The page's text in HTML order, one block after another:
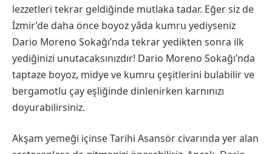
lezzetleri tekrar geldiğinde mutlaka tadar. Eğer siz de
İzmir’de daha önce boyoz yâda kumru yediyseniz
Dario Moreno Sokağı’nda tekrar yedikten sonra ilk
yediğinizi unutacaksınızdır! Dario Moreno Sokağı’nda
taptaze boyoz, midye ve kumru çeşitlerini bulabilir ve
bergamotlu çay eşliğinde dinlenirken karnınızı
doyurabilirsiniz.
Akşam yemeği içinse Tarihi Asansör civarında yer alan